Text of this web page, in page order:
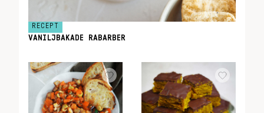
RECEPT
VANILJBAKADE RABARBER